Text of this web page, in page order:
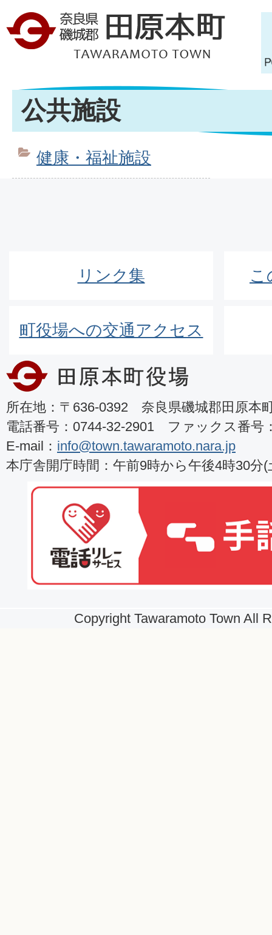
公共施設
健康・福祉施設
リンク集 こ
町役場への交通アクセス
所在地：〒636-0392 奈良県磯城郡田原本
電話番号：0744-32-2901 ファックス番号
E-mail： info@town.tawaramoto.nara.jp
本庁舎開庁時間：午前9時から午後4時30分
Copyright Tawaramoto Town All